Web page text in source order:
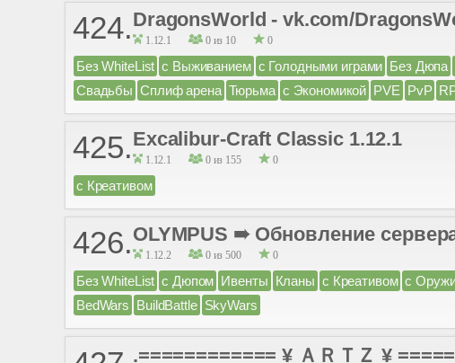
424.DragonsWorld - vk.com/
1.12.1 0 из 10 0
Без WhiteList с Выживанием с Голодными играми Без Дюпа
Свадьбы Сплиф арена Тюрьма с Экономикой PVE PvP
425.Excalibur-Craft Classic 1.12.1
1.12.1 0 из 155 0
с Креативом
426.OLYMPUS ➠ Обновление
1.12.2 0 из 500 0
Без WhiteList с Дюпом Ивенты Кланы с Креативом с
BedWars BuildBattle SkyWars
.============ ¥ ＡＲＴＺ ¥